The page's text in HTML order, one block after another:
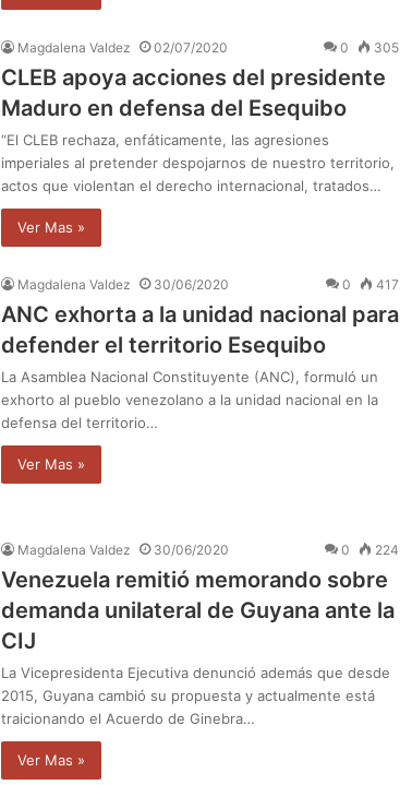
Magdalena Valdez 02/07/2020 0 305
CLEB apoya acciones del presidente
Maduro en defensa del Esequibo
“El CLEB rechaza, enfáticamente, las agresiones
imperiales al pretender despojarnos de nuestro territorio,
actos que violentan el derecho internacional, tratados…
Ver Mas »
Magdalena Valdez 30/06/2020 0 417
ANC exhorta a la unidad nacional para
defender el territorio Esequibo
La Asamblea Nacional Constituyente (ANC), formuló un
exhorto al pueblo venezolano a la unidad nacional en la
defensa del territorio…
Ver Mas »
Magdalena Valdez 30/06/2020 0 224
Venezuela remitió memorando sobre
demanda unilateral de Guyana ante la
CIJ
La Vicepresidenta Ejecutiva denunció además que desde
2015, Guyana cambió su propuesta y actualmente está
traicionando el Acuerdo de Ginebra…
Ver Mas »